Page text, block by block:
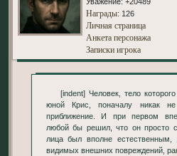
Награды: 126
Личная страница
Анкета персонажа
Записки игрока
[indent] Человек, тело которого привлекло внимание
юной Крис, поначалу никак
приближение. И при первом
любой бы решил, что он просто
лица был вполне
видимых внешних повреждений,